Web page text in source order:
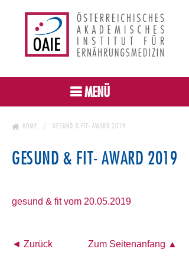
MENÜ
HOME GESUND & FIT- AWARD 2019
GESUND & FIT- AWARD 2019
gesund & fit vom 20.05.2019
◄ Zurück Zum Seitenanfang ▲